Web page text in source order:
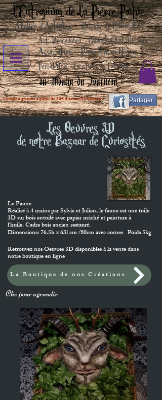
L'Entropium de La Pierre Poilue
Atelier d'Artistes Bazaar de Curiosités
au Moulin du Fourneau
Partager
Livraison gratuite à partir de 80€ d'achat (Fr Métrop)
Art-Bracadabra - Cabinet d'Art-thérapie
TerraVitae - Locations de Tourisme
Association - Bien-être en Nièvre
Les Oeuvres 3D
de notre Bazaar de Curiosités
Le Faune
Réalisé à 4 mains par Sylvie et Julien, le faune est une toile
3D sur bois entoilé avec papier mâché et peinture à
l'huile.Cadre bois ancien restauré.
Dimensions: 76.5h x 63l cm /80cm avec cornes Poids 5kg
Retrouvez nos Oeuvres 3D disponibles à la vente dans
notre boutique en ligne
La Boutique de nos Créations
Clic pour agrandir